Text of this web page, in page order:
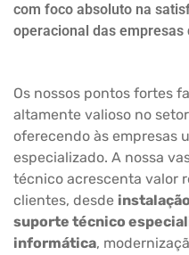
com foco absoluto na
operacional das
Os nossos pontos fortes
altamente valioso no
oferecendo às empresas
especializado. A nossa
técnico acrescenta valor
clientes, desde
suporte técnico
informática,